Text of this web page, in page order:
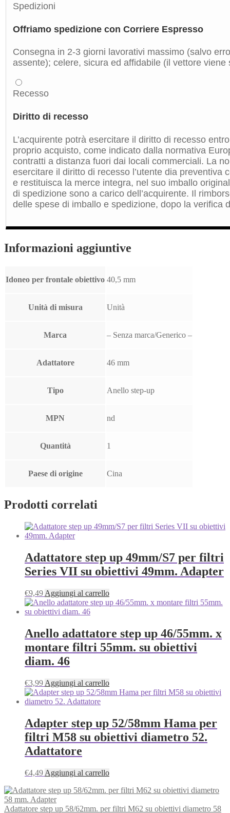
Spedizioni
Offriamo spedizione con Corriere Espresso
Consegna in 2-3 giorni lavorativi massimo (salvo
assente); celere, sicura ed affidabile (il vettore
Recesso
Diritto di recesso
L’acquirente potrà esercitare il diritto di recesso
proprio acquisto, come indicato dalla normativa
contratti a distanza fuori dai locali commerciali. La
esercitare il diritto di recesso l’utente dia preventiva
e restituisca la merce integra, nel suo imballo
di spedizione sono a carico dell’acquirente. Il
delle spese di imballo e spedizione, dopo la verifica
Informazioni aggiuntive
Idoneo per frontale obiettivo 40,5 mm
Unità di misura Unità
Marca – Senza marca/Generico –
Adattatore 46 mm
Tipo Anello step-up
MPN nd
Quantità 1
Paese di origine Cina
Prodotti correlati
Adattatore step up 49mm/S7 per filtri
Series VII su obiettivi 49mm. Adapter
€9,49 Aggiungi al carrello
Anello adattatore step up 46/55mm. x
montare filtri 55mm. su obiettivi
diam. 46
€3,99 Aggiungi al carrello
Adapter step up 52/58mm Hama per
filtri M58 su obiettivi diametro 52.
Adattatore
€4,49 Aggiungi al carrello
Adattatore step up 58/62mm. per filtri M62 su obiettivi diametro 58